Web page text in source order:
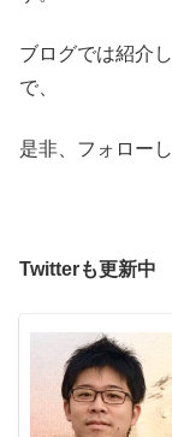
ブログでは紹介
で、
是非、フォロー
Twitterも更新中